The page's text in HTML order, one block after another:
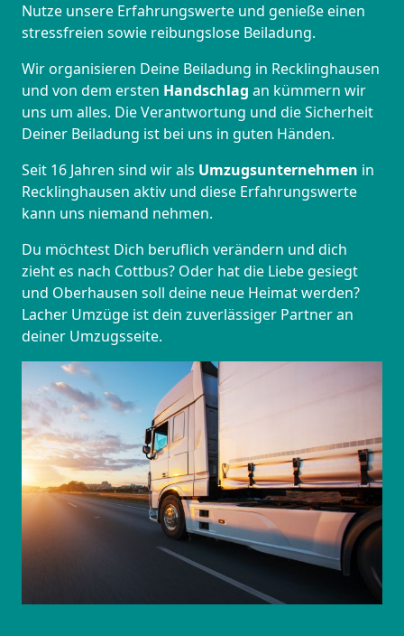
Nutze unsere Erfahrungswerte und genieße einen
stressfreien sowie reibungslose Beiladung.
Wir organisieren Deine Beiladung in Recklinghausen
und von dem ersten Handschlag an kümmern wir
uns um alles. Die Verantwortung und die Sicherheit
Deiner Beiladung ist bei uns in guten Händen.
Seit 16 Jahren sind wir als Umzugsunternehmen in
Recklinghausen aktiv und diese Erfahrungswerte
kann uns niemand nehmen.
Du möchtest Dich beruflich verändern und dich
zieht es nach Cottbus? Oder hat die Liebe gesiegt
und Oberhausen soll deine neue Heimat werden?
Lacher Umzüge ist dein zuverlässiger Partner an
deiner Umzugsseite.